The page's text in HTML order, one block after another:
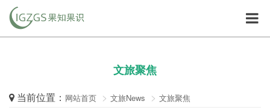
文旅聚焦
当前位置： 网站首页 文旅News 文旅聚焦